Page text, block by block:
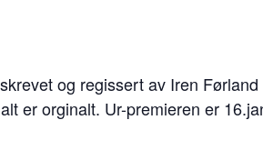
og regissert av Iren
er orginalt. Ur-premieren er